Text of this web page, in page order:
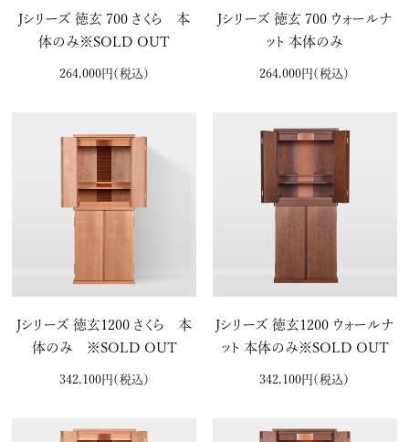
Jシリーズ 徳玄 700 さくら 本
体のみ※SOLD OUT
264,000円 （税込）
Jシリーズ 徳玄 700 ウォールナ
ット 本体のみ
264,000円 （税込）
Jシリーズ 徳玄1200 さくら 本
体のみ ※SOLD OUT
342,100円 （税込）
Jシリーズ 徳玄1200 ウォールナ
ット 本体のみ※SOLD OUT
342,100円 （税込）